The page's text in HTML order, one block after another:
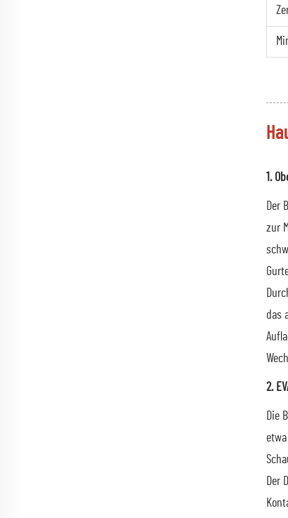
1.
Der
zur
das
2.
Die
Der